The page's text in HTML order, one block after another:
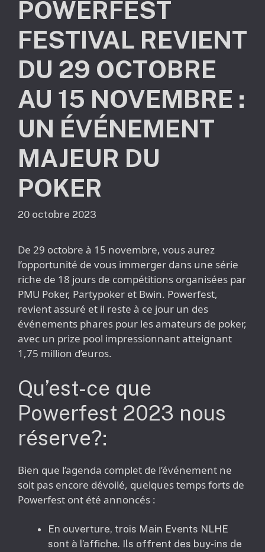
POWERFEST
FESTIVAL REVIENT
DU 29 OCTOBRE
AU 15 NOVEMBRE :
UN ÉVÉNEMENT
MAJEUR DU
POKER
20 octobre 2023
De 29 octobre à 15 novembre, vous aurez
l’opportunité de vous immerger dans une série
riche de 18 jours de compétitions organisées par
PMU Poker, Partypoker et Bwin. Powerfest,
revient assuré et il reste à ce jour un des
événements phares pour les amateurs de poker,
avec un prize pool impressionnant atteignant
1,75 million d’euros.
Qu’est-ce que
Powerfest 2023 nous
réserve?:
Bien que l’agenda complet de l’événement ne
soit pas encore dévoilé, quelques temps forts de
Powerfest ont été annoncés :
En ouverture, trois Main Events NLHE
sont à l’affiche. Ils offrent des buy-ins de